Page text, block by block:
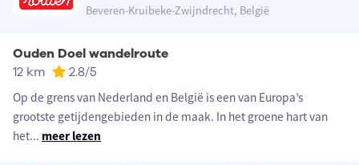
Beveren-Kruibeke-Zwijndrecht, België
Ouden Doel wandelroute
12 km 2.8/5
Op de grens van Nederland en België is een van Europa’s
grootste getijdengebieden in de maak. In het groene hart van
het... meer lezen